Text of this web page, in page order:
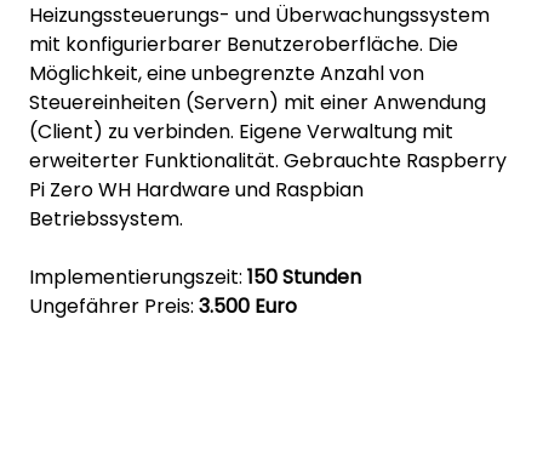
Heizungssteuerungs- und Überwachungssystem
mit konfigurierbarer Benutzeroberfläche. Die
Möglichkeit, eine unbegrenzte Anzahl von
Steuereinheiten (Servern) mit einer Anwendung
(Client) zu verbinden. Eigene Verwaltung mit
erweiterter Funktionalität. Gebrauchte Raspberry
Pi Zero WH Hardware und Raspbian
Betriebssystem.
Implementierungszeit: 150 Stunden
Ungefährer Preis: 3.500 Euro